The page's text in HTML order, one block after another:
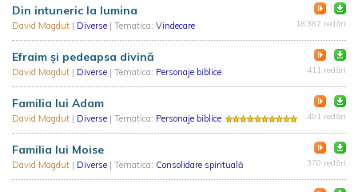
Din intuneric la lumina
David Magdut | Diverse | Tematica: Vindecare 18.382 redări
Efraim şi pedeapsa divină
David Magdut | Diverse | Tematica: Personaje biblice 411 redări
Familia lui Adam
David Magdut | Diverse | Tematica: Personaje biblice 491 redări
Familia lui Moise
David Magdut | Diverse | Tematica: Consolidare spirituală 370 redări